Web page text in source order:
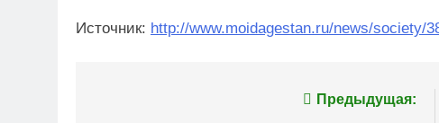
Источник: http://www.moidagestan.ru/news/society/
Предыдущая: